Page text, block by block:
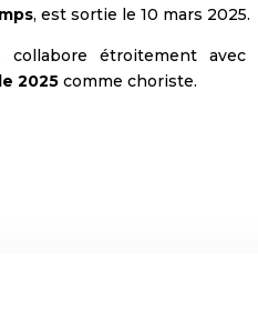
, est sortie le 10 mars 2025.
étroitement avec
2025 comme choriste.